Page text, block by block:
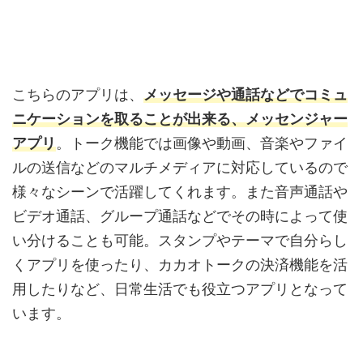
こちらのアプリは、 メッセージや通話などでコミュ
ニケーションを取ることが出来る、メッセンジャー
アプリ。トーク機能では画像や動画、音楽やファイ
ルの送信などのマルチメディアに対応しているので
様々なシーンで活躍してくれます。また音声通話や
ビデオ通話、グループ通話などでその時によって使
い分けることも可能。スタンプやテーマで自分らし
くアプリを使ったり、カカオトークの決済機能を活
用したりなど、日常生活でも役立つアプリとなって
います。